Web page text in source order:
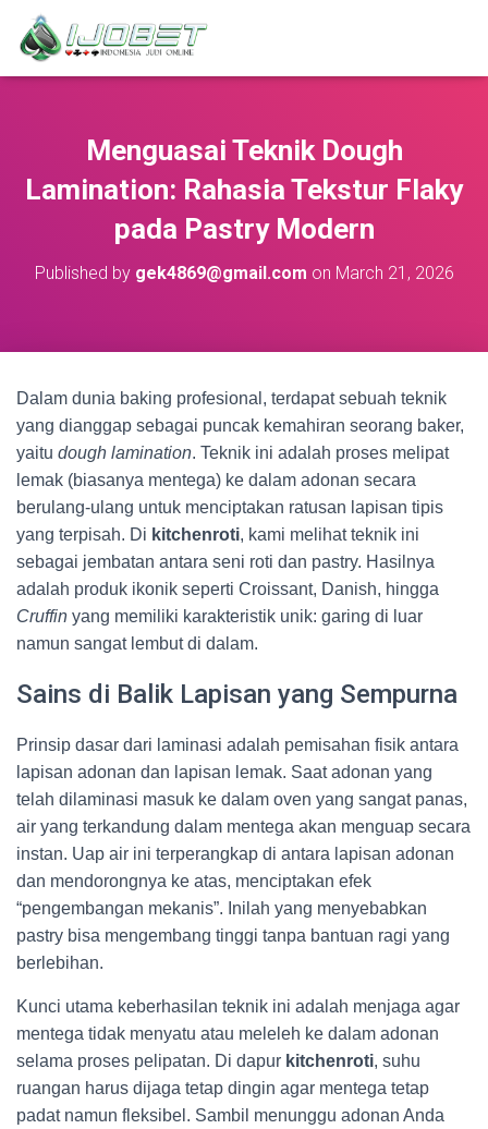
Menguasai Teknik Dough
Lamination: Rahasia Tekstur Flaky
pada Pastry Modern
Published by gek4869@gmail.com on March 21, 2026
Dalam dunia baking profesional, terdapat sebuah teknik
yang dianggap sebagai puncak kemahiran seorang baker,
yaitu dough lamination. Teknik ini adalah proses melipat
lemak (biasanya mentega) ke dalam adonan secara
berulang-ulang untuk menciptakan ratusan lapisan tipis
yang terpisah. Di kitchenroti, kami melihat teknik ini
sebagai jembatan antara seni roti dan pastry. Hasilnya
adalah produk ikonik seperti Croissant, Danish, hingga
Cruffin yang memiliki karakteristik unik: garing di luar
namun sangat lembut di dalam.
Sains di Balik Lapisan yang Sempurna
Prinsip dasar dari laminasi adalah pemisahan fisik antara
lapisan adonan dan lapisan lemak. Saat adonan yang
telah dilaminasi masuk ke dalam oven yang sangat panas,
air yang terkandung dalam mentega akan menguap secara
instan. Uap air ini terperangkap di antara lapisan adonan
dan mendorongnya ke atas, menciptakan efek
“pengembangan mekanis”. Inilah yang menyebabkan
pastry bisa mengembang tinggi tanpa bantuan ragi yang
berlebihan.
Kunci utama keberhasilan teknik ini adalah menjaga agar
mentega tidak menyatu atau meleleh ke dalam adonan
selama proses pelipatan. Di dapur kitchenroti, suhu
ruangan harus dijaga tetap dingin agar mentega tetap
padat namun fleksibel. Sambil menunggu adonan Anda